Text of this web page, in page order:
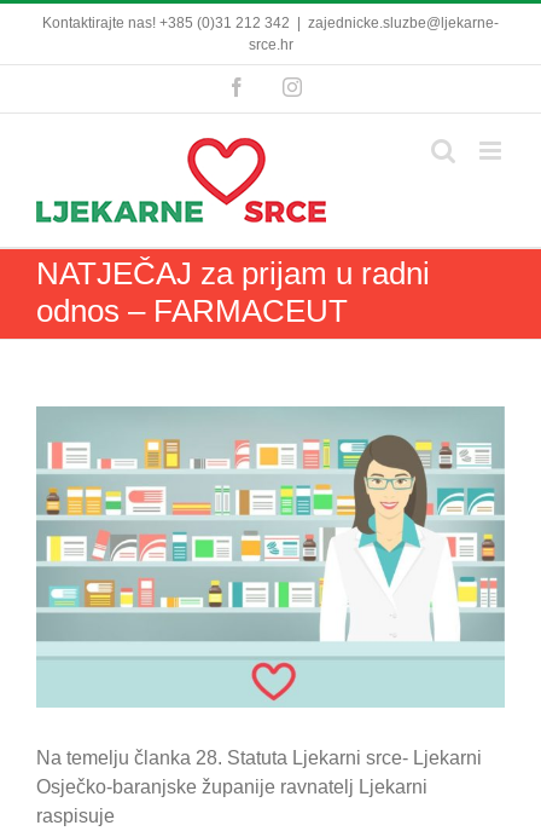
content
Kontaktirajte nas! +385 (0)31 212 342
zajednicke.sluzbe@ljekarne-
srce.hr
FacebookInstagram
NATJEČAJ za prijam u radni
odnos – FARMACEUT
Na temelju članka 28. Statuta Ljekarni srce- Ljekarni
Osječko-baranjske županije ravnatelj Ljekarni
raspisuje